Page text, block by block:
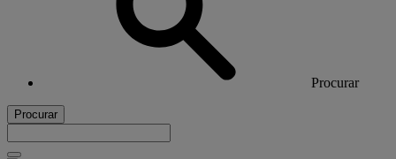
Procurar
Procurar